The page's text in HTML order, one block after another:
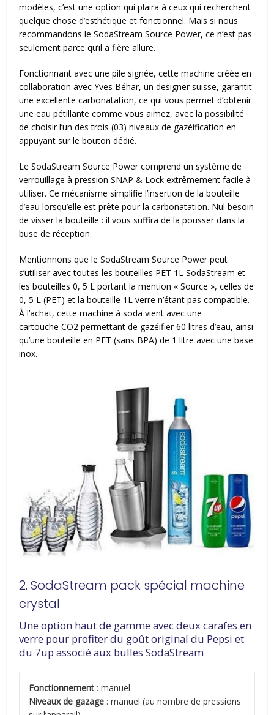
modèles, c’est une option qui plaira à ceux qui recherchent
quelque chose d’esthétique et fonctionnel. Mais si nous
recommandons le SodaStream Source Power, ce n’est pas
seulement parce qu’il a fière allure.
Fonctionnant avec une pile signée, cette machine créée en
collaboration avec Yves Béhar, un designer suisse, garantit
une excellente carbonatation, ce qui vous permet d’obtenir
une eau pétillante comme vous aimez, avec la possibilité
de choisir l’un des trois (03) niveaux de gazéification en
appuyant sur le bouton dédié.
Le SodaStream Source Power comprend un système de
verrouillage à pression SNAP & Lock extrêmement facile à
utiliser. Ce mécanisme simplifie l’insertion de la bouteille
d’eau lorsqu’elle est prête pour la carbonatation. Nul besoin
de visser la bouteille : il vous suffira de la pousser dans la
buse de réception.
Mentionnons que le SodaStream Source Power peut
s’utiliser avec toutes les bouteilles PET 1L SodaStream et
les bouteilles 0, 5 L portant la mention « Source », celles de
0, 5 L (PET) et la bouteille 1L verre n’étant pas compatible.
À l’achat, cette machine à soda vient avec une
cartouche CO2 permettant de gazéifier 60 litres d’eau, ainsi
qu’une bouteille en PET (sans BPA) de 1 litre avec une base
inox.
2. SodaStream pack spécial machine
crystal
Une option haut de gamme avec deux carafes en
verre pour profiter du goût original du Pepsi et
du 7up associé aux bulles SodaStream
Fonctionnement : manuel
Niveaux de gazage : manuel (au nombre de pressions